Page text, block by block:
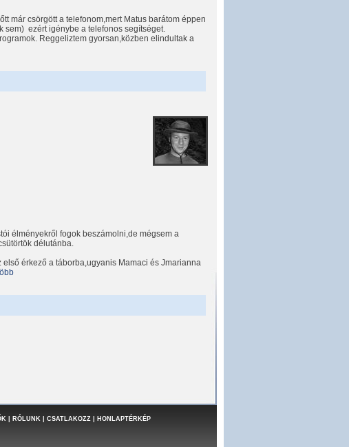
már csörgött a telefonom,mert Matus barátom éppen
sem) ezért igénybe a telefonos segítséget.
Reggeliztem gyorsan,közben elindultak a
élményekről fogok beszámolni,de mégsem a
délutánba.
érkező a táborba,ugyanis Mamaci és Jmarianna
| RÓLUNK| CSATLAKOZZ| HONLAPTÉRKÉP